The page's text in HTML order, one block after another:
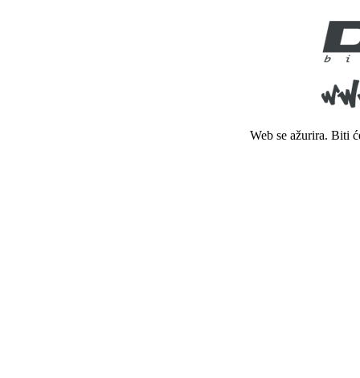
Web se ažurira. Biti